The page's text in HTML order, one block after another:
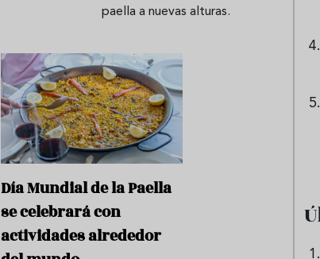
paella a nuevas alturas.
Día Mundial de la Paella
se celebrará con
actividades alrededor